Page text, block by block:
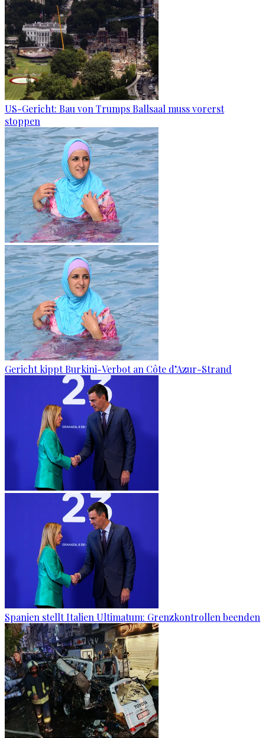
US-Gericht: Bau von Trumps Ballsaal muss vorerst
stoppen
Gericht kippt Burkini-Verbot an Côte d’Azur-Strand
Spanien stellt Italien Ultimatum: Grenzkontrollen beenden